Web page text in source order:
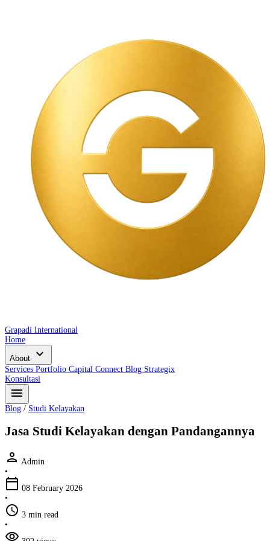
Grapadi International
Home
About expand_more
Services Portfolio Capital Connect Blog Strategix
Konsultasi
menu
Blog / Studi Kelayakan
Jasa Studi Kelayakan dengan Pandangannya
person Admin
•
calendar_today 08 February 2026
•
schedule 3 min read
•
visibility